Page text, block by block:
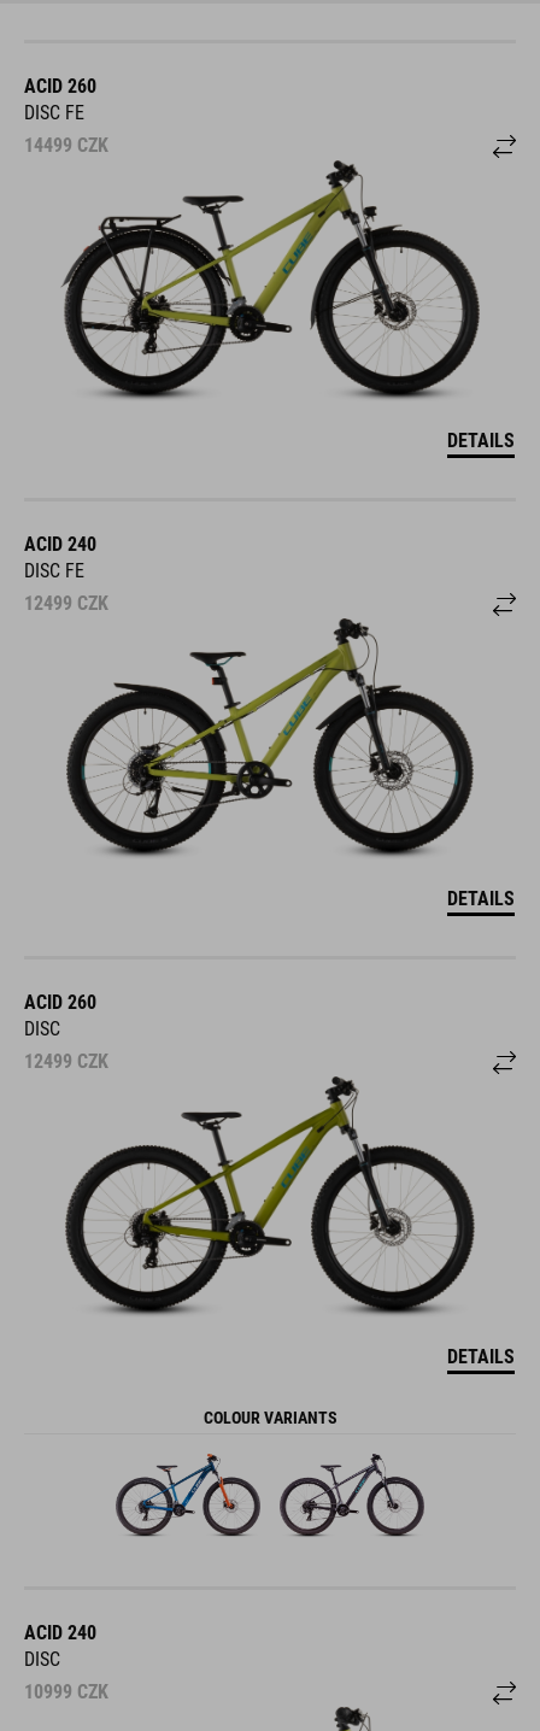
ACID 260
DISC FE
14499 CZK
DETAILS
ACID 240
DISC FE
12499 CZK
DETAILS
ACID 260
DISC
12499 CZK
DETAILS
COLOUR VARIANTS
ACID 240
DISC
10999 CZK